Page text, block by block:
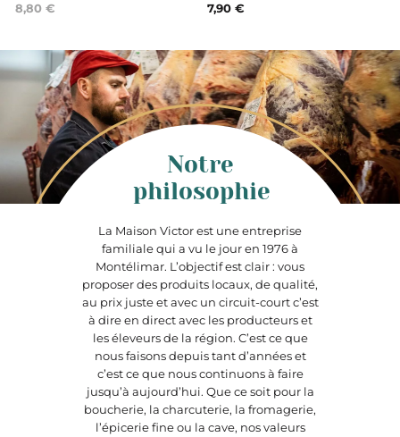
8,80 €
7,90 €
La Maison Victor est une entreprise
familiale qui a vu le jour en 1976 à
Montélimar. L’objectif est clair : vous
proposer des produits locaux, de qualité,
au prix juste et avec un circuit-court c’est
à dire en direct avec les producteurs et
les éleveurs de la région. C’est ce que
nous faisons depuis tant d’années et
c’est ce que nous continuons à faire
jusqu’à aujourd’hui. Que ce soit pour la
boucherie, la charcuterie, la fromagerie,
l’épicerie fine ou la cave, nos valeurs
Notre
philosophie